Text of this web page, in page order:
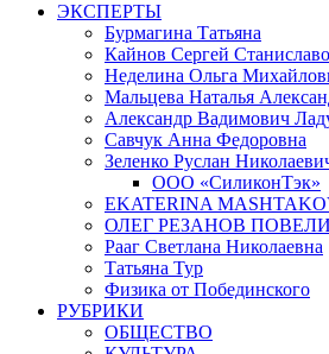
ЭКСПЕРТЫ
Бурмагина Татьяна
Кайнов Сергей
Неделина Ольга
Мальцева Наталья
Александр Вадимович
Савчук Анна Федоровна
Зеленко Руслан
ООО «СиликонТэк»
EKATERINA
ОЛЕГ РЕЗАНОВ
Рааг Светлана Николаевна
Татьяна Тур
Физика от Побединского
РУБРИКИ
ОБЩЕСТВО